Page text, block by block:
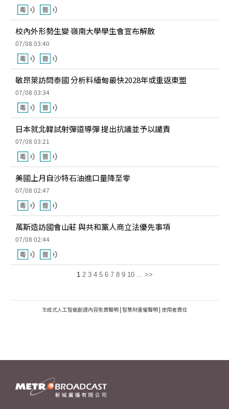
校內外形勢生變 嶺南大學學生會宣布解散
07/08 03:40
敏昂萊訪問泰國 分析料緬甸最快2028年或重返東盟
07/08 03:34
日本就北韓試射彈道導彈 提出抗議並予以譴責
07/08 03:21
美國上月自沙特石油進口量降至零
07/08 02:47
萬斯造訪國會山莊 與共和黨人商立法優先事項
07/08 02:44
1 2 3 4 5 6 7 8 9 10 ... >>
生成式人工智能創建內容免責聲明 | 智慧財產權聲明 | 使用者責任